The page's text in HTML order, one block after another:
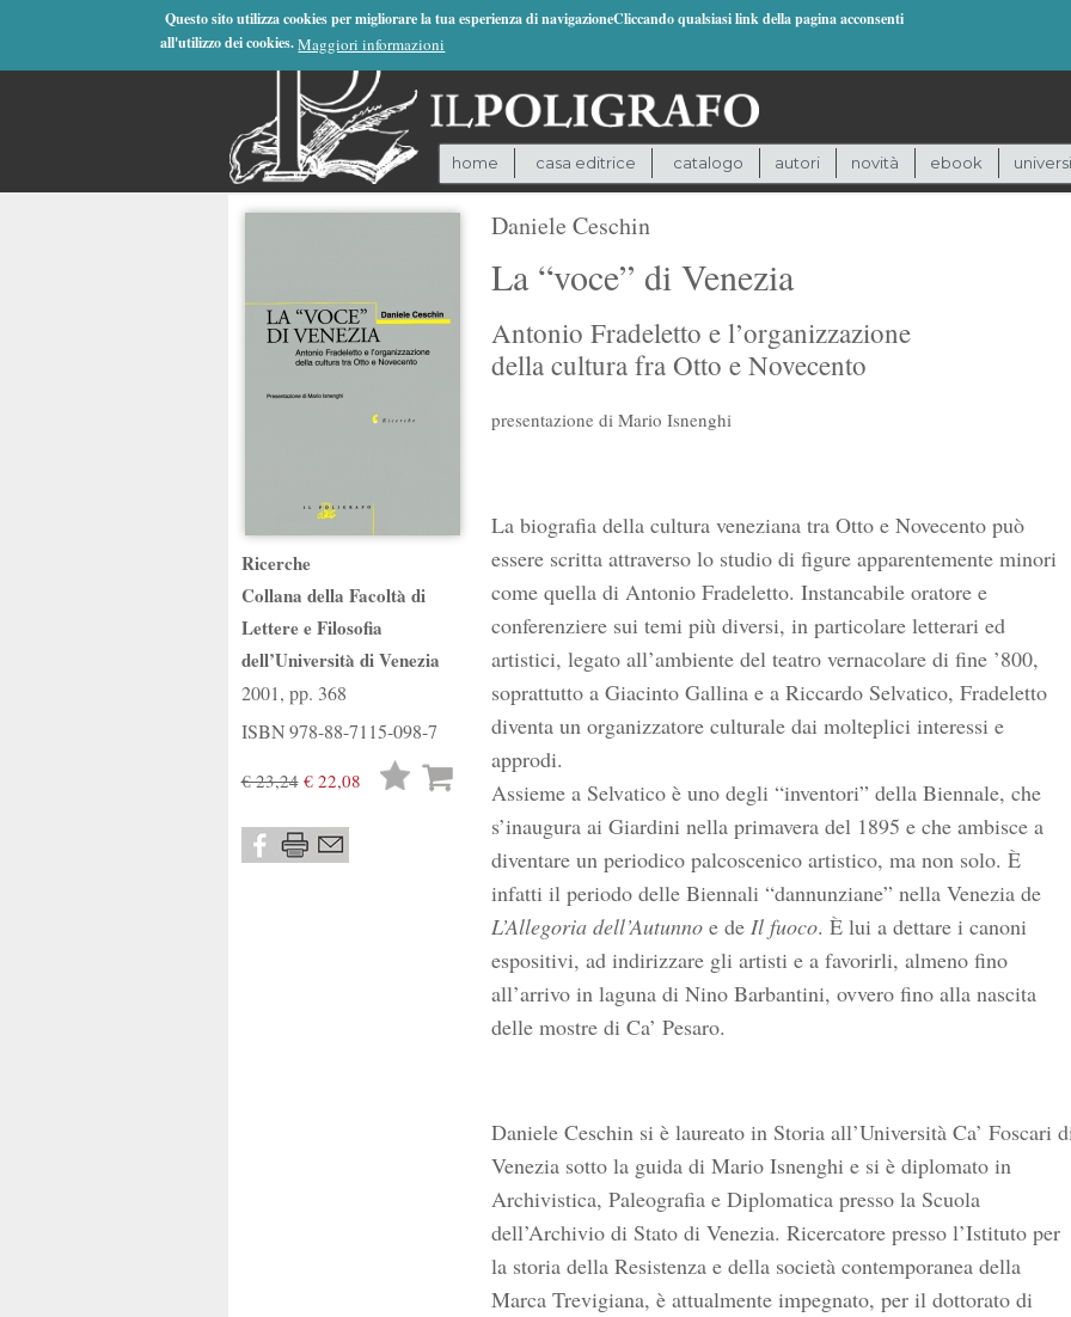
Questo sito utilizza cookies per migliorare la tua esperienza di navigazioneCliccando qualsiasi link della pagina acconsenti
all'utilizzo dei cookies. Maggiori informazioni
home casa editrice catalogo autori novità ebook
Ricerche
Collana della Facoltà di
Lettere e Filosofia
dell’Università di Venezia
2001, pp. 368
ISBN978-88-7115-098-7
€ 23,24€ 22,08
Lista
Daniele Ceschin
La “voce” di Venezia
Antonio Fradeletto e l’organizzazione
della cultura fra Otto e Novecento
presentazione di Mario Isnenghi
La biografia della cultura veneziana tra Otto e Novecento può
essere scritta attraverso lo studio di figure apparentemente minori
come quella di Antonio Fradeletto. Instancabile oratore e
conferenziere sui temi più diversi, in particolare letterari ed
artistici, legato all’ambiente del teatro vernacolare di fine ’800,
soprattutto a Giacinto Gallina e a Riccardo Selvatico, Fradeletto
diventa un organizzatore culturale dai molteplici interessi e
approdi.
Assieme a Selvatico è uno degli “inventori” della Biennale, che
s’inaugura ai Giardini nella primavera del 1895 e che ambisce a
diventare un periodico palcoscenico artistico, ma non solo. È
infatti il periodo delle Biennali “dannunziane” nella Venezia de
L’Allegoria dell’Autunnoe de Il fuoco. È lui a dettare i canoni
espositivi, ad indirizzare gli artisti e a favorirli, almeno fino
all’arrivo in laguna di Nino Barbantini, ovvero fino alla nascita
delle mostre di Ca’ Pesaro.
Daniele Ceschin si è laureato in Storia all’Università Ca’ Foscari
Venezia sotto la guida di Mario Isnenghi e si è diplomato in
Archivistica, Paleografia e Diplomatica presso la Scuola
dell’Archivio di Stato di Venezia. Ricercatore presso l’Istituto per
la storia della Resistenza e della società contemporanea della
Marca Trevigiana, è attualmente impegnato, per il dottorato di